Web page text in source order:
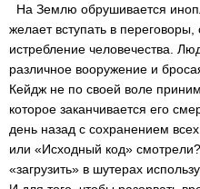
На Землю обрушивается
желает вступать в
истребление человечества.
различное вооружение и
Кейдж не по своей воле
которое заканчивается его
день назад с сохранением
или «Исходный код»
«загрузить» в шутерах